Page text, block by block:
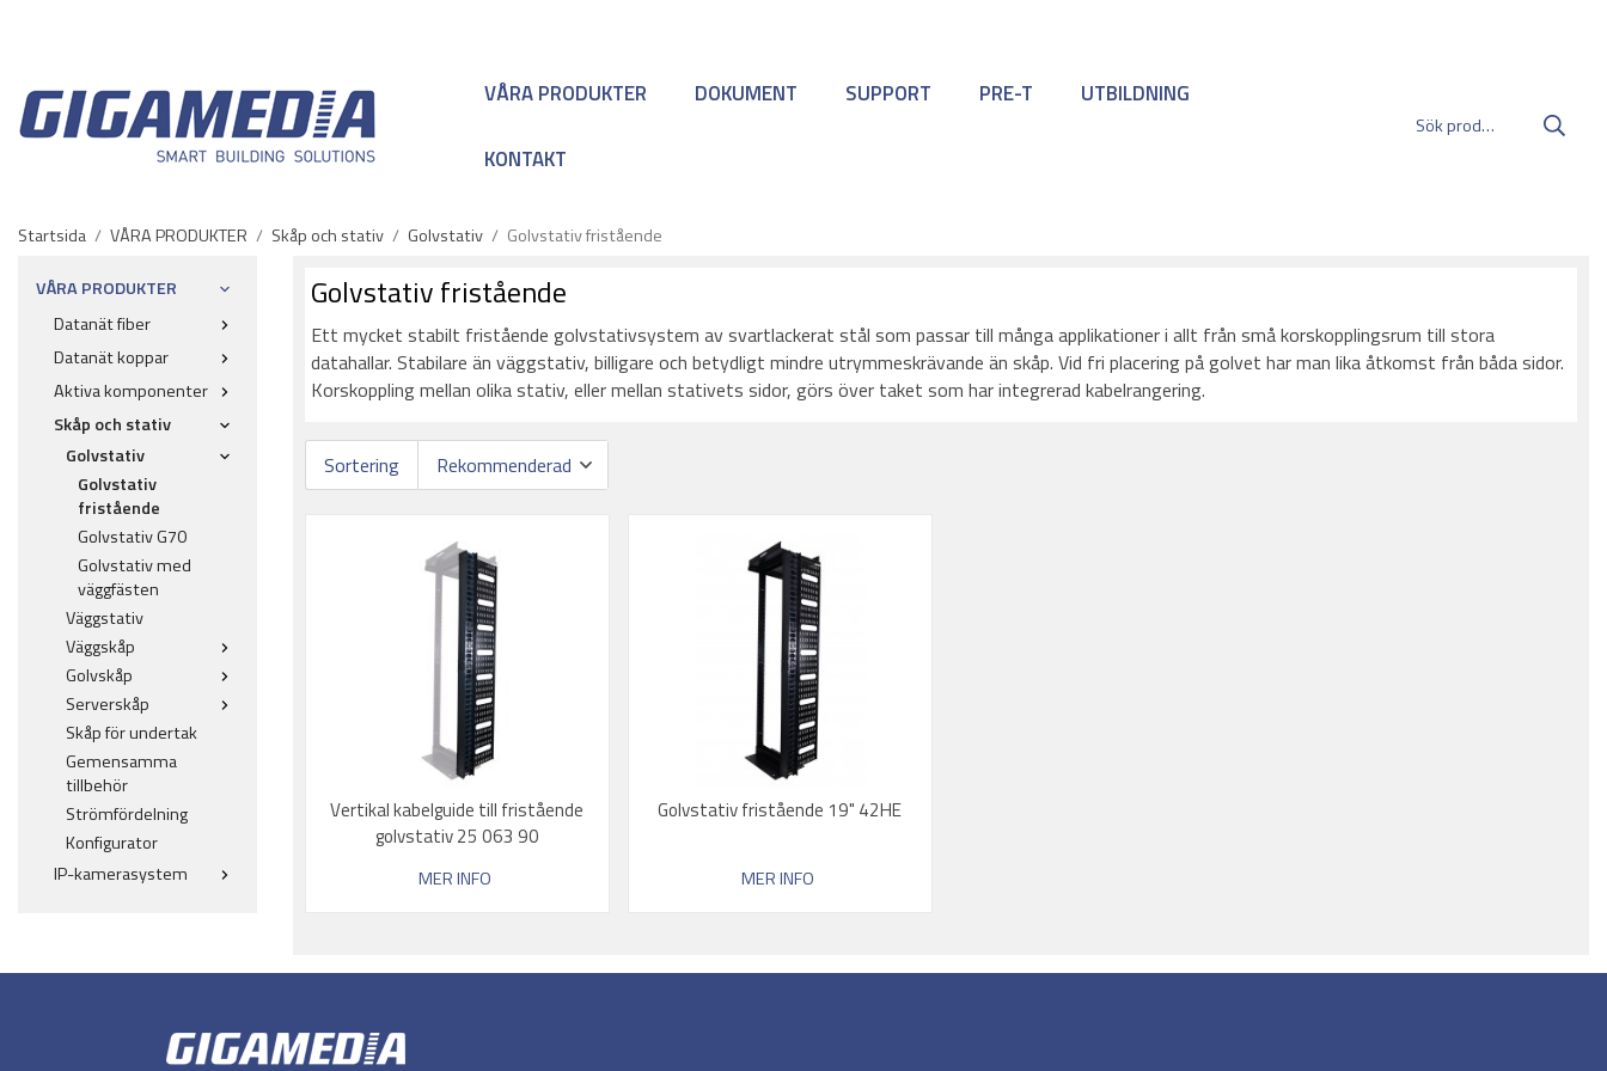
VÅRA PRODUKTER DOKUMENT SUPPORT PRE-T UTBILDNING
KONTAKT
Startsida / VÅRA PRODUKTER / Skåp och stativ / Golvstativ / Golvstativ fristående
VÅRA PRODUKTER
Datanät fiber
Datanät koppar
Aktiva komponenter
Skåp och stativ
Golvstativ
Golvstativ
fristående
Golvstativ G70
Golvstativ med
väggfästen
Väggstativ
Väggskåp
Golvskåp
Serverskåp
Skåp för undertak
Gemensamma
tillbehör
Strömfördelning
Konfigurator
IP-kamerasystem
Golvstativ fristående
Ett mycket stabilt fristående golvstativsystem av svartlackerat stål som passar till många applikationer i allt från små korskopplingsrum till stora
datahallar. Stabilare än väggstativ, billigare och betydligt mindre utrymmeskrävande än skåp. Vid fri placering på golvet har man lika åtkomst från båda sidor.
Korskoppling mellan olika stativ, eller mellan stativets sidor, görs över taket som har integrerad kabelrangering.
Sortering
Vertikal kabelguide till fristående
golvstativ 25 063 90
MER INFO
Golvstativ fristående 19" 42HE
MER INFO